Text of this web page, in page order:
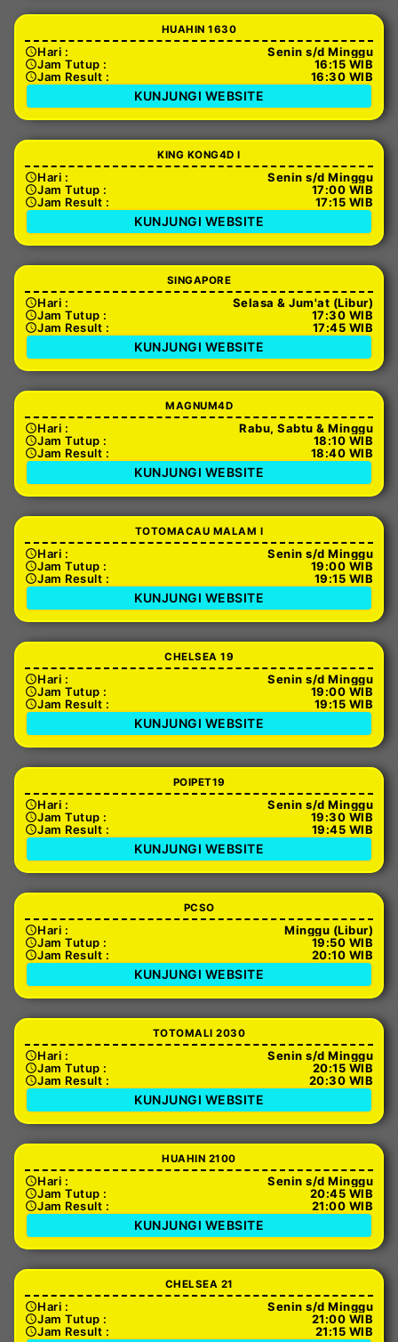
HUAHIN 1630
Hari :
Senin s/d Minggu
Jam Tutup :
16:15 WIB
Jam Result :
16:30 WIB
KUNJUNGI WEBSITE
KING KONG4D I
Hari :
Senin s/d Minggu
Jam Tutup :
17:00 WIB
Jam Result :
17:15 WIB
KUNJUNGI WEBSITE
SINGAPORE
Hari :
Selasa & Jum'at (Libur)
Jam Tutup :
17:30 WIB
Jam Result :
17:45 WIB
KUNJUNGI WEBSITE
MAGNUM4D
Hari :
Rabu, Sabtu & Minggu
Jam Tutup :
18:10 WIB
Jam Result :
18:40 WIB
KUNJUNGI WEBSITE
TOTOMACAU MALAM I
Hari :
Senin s/d Minggu
Jam Tutup :
19:00 WIB
Jam Result :
19:15 WIB
KUNJUNGI WEBSITE
CHELSEA 19
Hari :
Senin s/d Minggu
Jam Tutup :
19:00 WIB
Jam Result :
19:15 WIB
KUNJUNGI WEBSITE
POIPET19
Hari :
Senin s/d Minggu
Jam Tutup :
19:30 WIB
Jam Result :
19:45 WIB
KUNJUNGI WEBSITE
PCSO
Hari :
Minggu (Libur)
Jam Tutup :
19:50 WIB
Jam Result :
20:10 WIB
KUNJUNGI WEBSITE
TOTOMALI 2030
Hari :
Senin s/d Minggu
Jam Tutup :
20:15 WIB
Jam Result :
20:30 WIB
KUNJUNGI WEBSITE
HUAHIN 2100
Hari :
Senin s/d Minggu
Jam Tutup :
20:45 WIB
Jam Result :
21:00 WIB
KUNJUNGI WEBSITE
CHELSEA 21
Hari :
Senin s/d Minggu
Jam Tutup :
21:00 WIB
Jam Result :
21:15 WIB